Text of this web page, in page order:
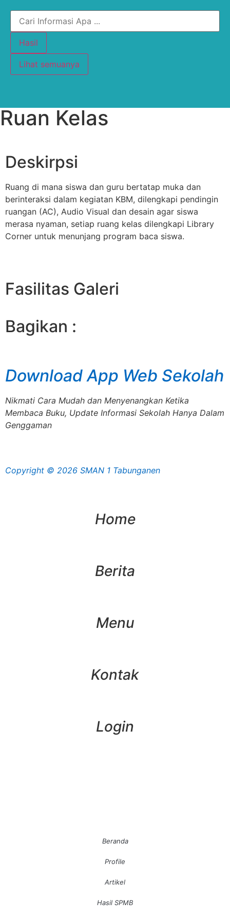
Hasil
Lihat semuanya
Ruan Kelas
Deskirpsi
Ruang di mana siswa dan guru bertatap muka dan
berinteraksi dalam kegiatan KBM, dilengkapi pendingin
ruangan (AC), Audio Visual dan desain agar siswa
merasa nyaman, setiap ruang kelas dilengkapi Library
Corner untuk menunjang program baca siswa.
Fasilitas Galeri
Bagikan :
Download App Web Sekolah
Nikmati Cara Mudah dan Menyenangkan Ketika
Membaca Buku, Update Informasi Sekolah Hanya Dalam
Genggaman
Copyright © 2026 SMAN 1 Tabunganen
Home
Berita
Menu
Kontak
Login
Beranda
Profile
Artikel
Hasil SPMB